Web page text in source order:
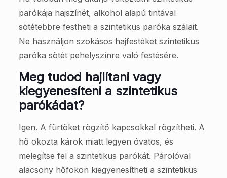
parókája hajszínét, alkohol alapú tintával
sötétebbre festheti a szintetikus paróka szálait.
Ne használjon szokásos hajfestéket szintetikus
paróka sötét pehelyszínre való festésére.
Meg tudod hajlítani vagy
kiegyenesíteni a szintetikus
parókádat?
Igen. A fürtöket rögzítő kapcsokkal rögzítheti. A
hő okozta károk miatt legyen óvatos, és
melegítse fel a szintetikus parókát. Párolóval
alacsony hőfokon kiegyenesítheti a szintetikus